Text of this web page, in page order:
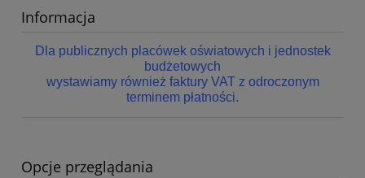
Informacja
Dla publicznych placówek oświatowych i jednostek
budżetowych
wystawiamy również faktury VAT z odroczonym
terminem płatności.
Opcje przeglądania